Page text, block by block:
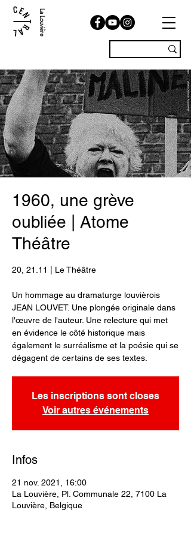
La Louvière
1960, une grève
oubliée | Atome
Théâtre
20, 21.11 | Le Théâtre
Un hommage au dramaturge louvièrois
JEAN LOUVET. Une plongée originale dans
l'œuvre de l'auteur. Une relecture qui met
en évidence le côté historique mais
également le surréalisme et la poésie qui se
dégagent de certains de ses textes.
Les inscriptions sont closes
Voir autres événements
Infos
21 nov. 2021, 16:00
La Louvière, Pl. Communale 22, 7100 La
Louvière, Belgique